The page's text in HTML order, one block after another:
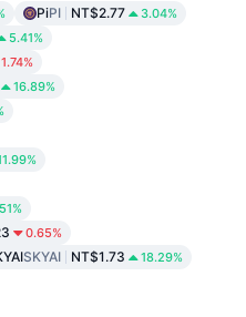
PiPI NT$2.77 3.04%
5.41%
1.74%
16.89%
0.65%
SKYAI NT$1.73 18.29%